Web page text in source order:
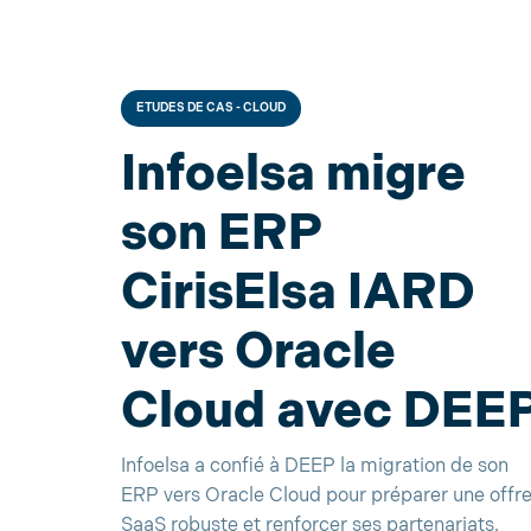
ETUDES DE CAS - CLOUD
Infoelsa migre
son ERP
CirisElsa IARD
vers Oracle
Cloud avec
Infoelsa a confié à DEEP la migration de son
ERP vers Oracle Cloud pour préparer une offre
SaaS robuste et renforcer ses partenariats.